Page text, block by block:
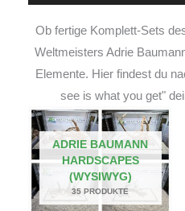
Ob fertige Komplett-Sets
Weltmeisters Adrie
Elemente. Hier findest du
see is what you get"
ADRIE BAUMANN
HARDSCAPES
(WYSIWYG)
35 PRODUKTE